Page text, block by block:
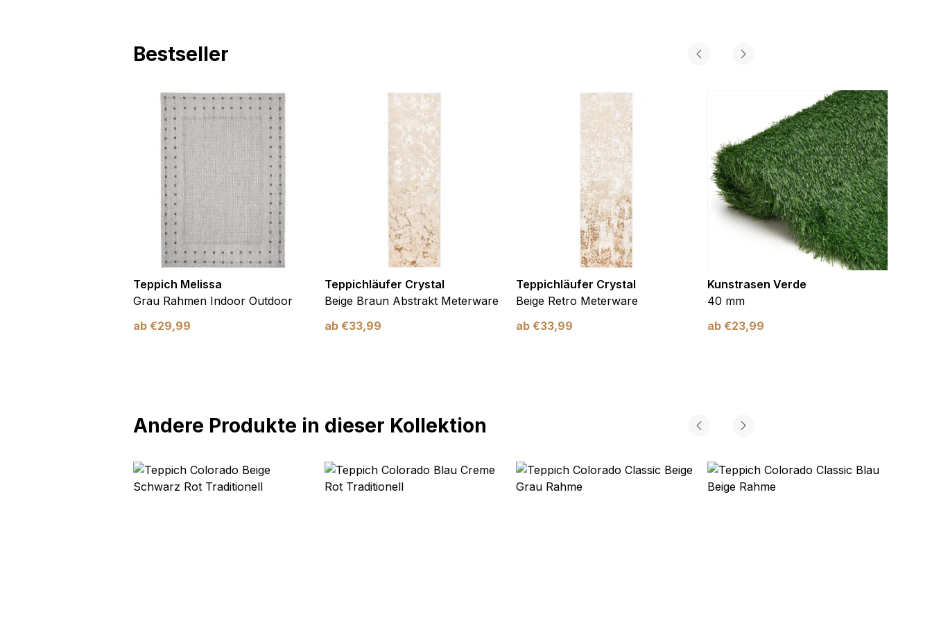
Bestseller
Teppich Melissa
Grau Rahmen Indoor Outdoor
ab €29,99
Teppichläufer Crystal
Beige Braun Abstrakt Meterware
ab €33,99
Teppichläufer Crystal
Beige Retro Meterware
ab €33,99
Kunstrasen Verde
40 mm
ab €23,99
Andere Produkte in dieser Kollektion